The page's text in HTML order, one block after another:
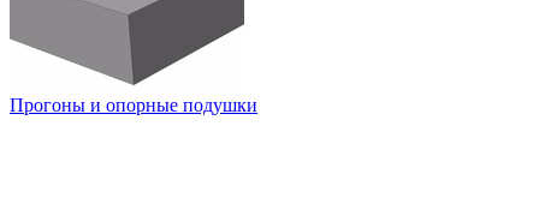
Прогоны и опорные подушки